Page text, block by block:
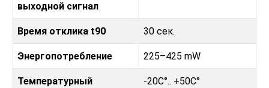
выходной сигнал
Время отклика t90 30 сек.
Энергопотребление 225–425 mW
Температурный
-20C°.. +50C°